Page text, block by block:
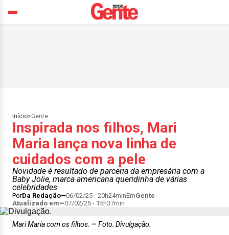
Início>Gente
Inspirada nos filhos, Mari
Maria lança nova linha de
cuidados com a pele
Novidade é resultado de parceria da empresária com a
Baby Jolie, marca americana queridinha de várias
celebridades
PorDa Redação 06/02/25 - 20h24minEmGente
Atualizado em
07/02/25 - 15h37min
Mari Maria com os filhos. Foto: Divulgação.